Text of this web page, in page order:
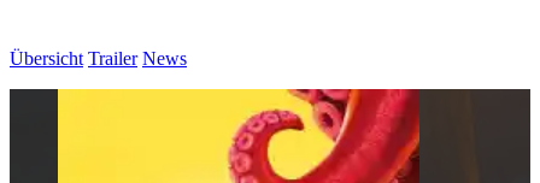
Übersicht Trailer News